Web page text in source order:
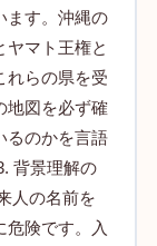
ます。沖縄の
ヤマト王権と
れらの県を受
地図を必ず確
るのかを言語
背景理解の
人の名前を
危険です。入